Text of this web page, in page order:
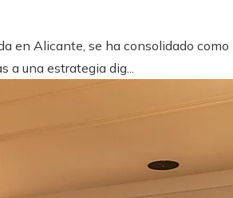
en Alicante, se ha consolidado como
a una estrategia dig...